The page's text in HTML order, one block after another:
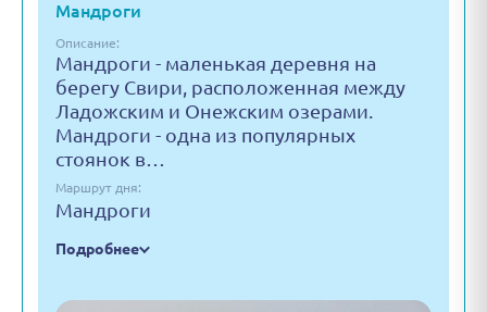
Мандроги
Описание:
Мандроги - маленькая деревня на
берегу Свири, расположенная между
Ладожским и Онежским озерами.
Мандроги - одна из популярных
стоянок в…
Маршрут дня:
Мандроги
Подробнее